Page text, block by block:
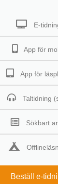
E-
App för
App för
Taltidning
Sökbart
Beställ e-